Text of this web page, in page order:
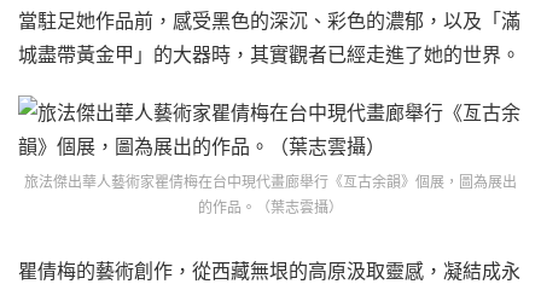
當駐⾜她作品前，感受⿊⾊的深沉、彩⾊的濃郁，以及「滿
城盡帶黃⾦甲」的⼤器時，其實觀者已經⾛進了她的世界。
旅法傑出華人藝術家瞿倩梅在台中現代畫廊舉行《亙古余韻》個展，圖為展出
的作品。（葉志雲攝）
瞿倩梅的藝術創作，從西藏無垠的高原汲取靈感，凝結成永